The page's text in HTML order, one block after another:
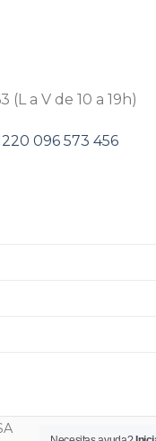
(L a V de 10 a 19h)
096 573 456